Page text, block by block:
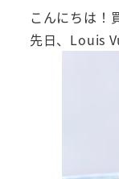
こんにちは！
先日、Louis